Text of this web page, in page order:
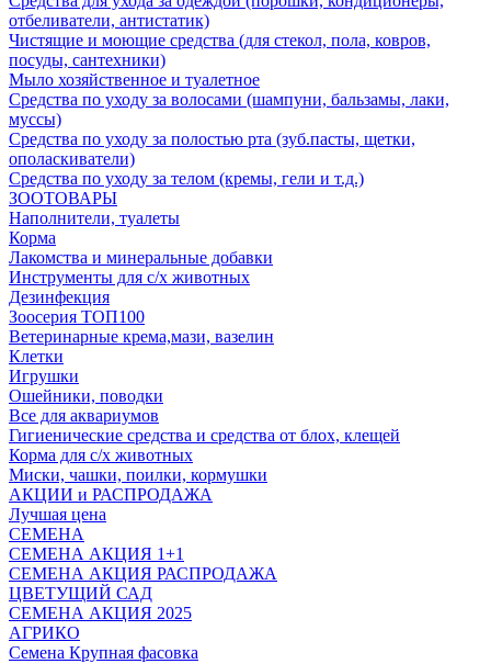
отбеливатели, антистатик)
Чистящие и моющие средства (для стекол, пола, ковров,
посуды, сантехники)
Мыло хозяйственное и туалетное
Средства по уходу за волосами (шампуни, бальзамы, лаки,
муссы)
Средства по уходу за полостью рта (зуб.пасты, щетки,
ополаскиватели)
Средства по уходу за телом (кремы, гели и т.д.)
ЗООТОВАРЫ
Наполнители, туалеты
Корма
Лакомства и минеральные добавки
Инструменты для с/х животных
Дезинфекция
Зоосерия ТОП100
Ветеринарные крема,мази, вазелин
Клетки
Игрушки
Ошейники, поводки
Все для аквариумов
Гигиенические средства и средства от блох, клещей
Корма для с/х животных
Миски, чашки, поилки, кормушки
АКЦИИ и РАСПРОДАЖА
Лучшая цена
СЕМЕНА
СЕМЕНА АКЦИЯ 1+1
СЕМЕНА АКЦИЯ РАСПРОДАЖА
ЦВЕТУЩИЙ САД
СЕМЕНА АКЦИЯ 2025
АГРИКО
Семена Крупная фасовка